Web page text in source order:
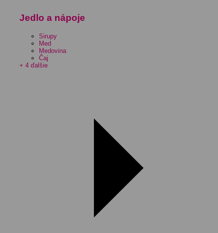
Jedlo a nápoje
Sirupy
Med
Medovina
Čaj
+ 4 ďalšie